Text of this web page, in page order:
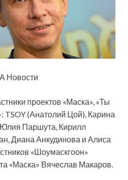
Новости
проектов «Маска», «Ты
TSOY (Анатолий Цой), Карина
Паршута, Кирилл
Диана Анкудинова и Алиса
«Шоумаскгоон»
«Маска» Вячеслав Макаров.